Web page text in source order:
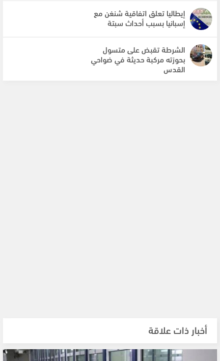
إيطاليا تعلق اتفاقية شنغن مع
إسبانيا بسبب أحداث سبتة
الشرطة تقبض على متسول
بحوزته مركبة حديثة في ضواحي
القدس
أخبار ذات علاقة